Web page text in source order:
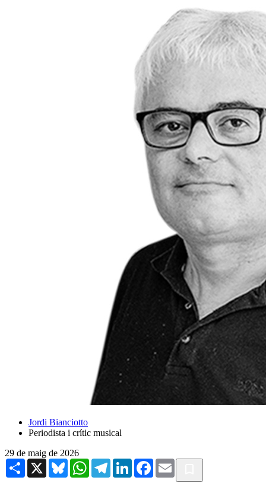
Jordi Bianciotto
Periodista i crític musical
29 de maig de 2026
Share X BlueskyWhatsAppTelegramLinkedInFacebook
Email